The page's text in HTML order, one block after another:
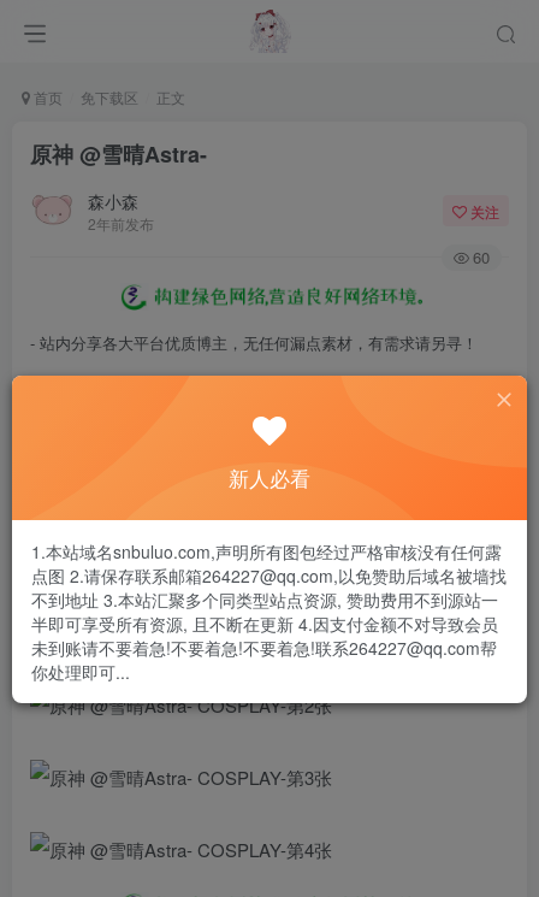
首页 免下载区 正文
原神 @雪晴Astra-
森小森
2年前发布
关注
60
- 站内分享各大平台优质博主，无任何漏点素材，有需求请另寻！
- 百度网盘提示提取码错误，请更换浏览器重试，这是百度网盘版本问
- 遇见解压密码不对、无法解压，请查看
- 资源失效/充值未到账/账号解禁...等问题请《提交工单》
#二次元cos大赏##原神#
谢谢@折纸_鸢尾花打灰战士 大大哒返图～
新人必看
1.本站域名snbuluo.com,声明所有图包经过严格审核没有任何露
点图 2.请保存联系邮箱264227@qq.com,以免赞助后域名被墙找
不到地址 3.本站汇聚多个同类型站点资源, 赞助费用不到源站一
半即可享受所有资源, 且不断在更新 4.因支付金额不对导致会员
未到账请不要着急!不要着急!不要着急!联系264227@qq.com帮
你处理即可...